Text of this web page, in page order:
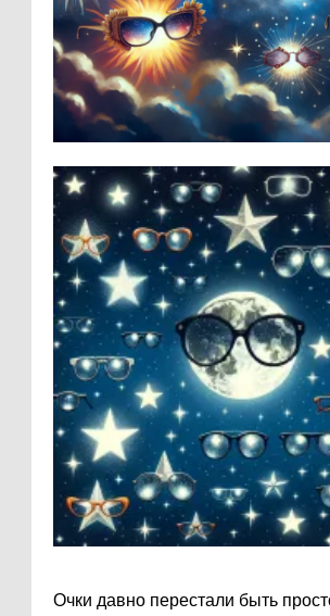
Очки давно перестали быть